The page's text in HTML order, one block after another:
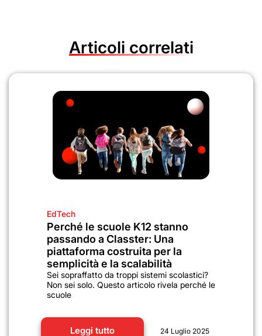
Articoli correlati
EdTech
Perché le scuole K12 stanno
passando a Classter: Una
piattaforma costruita per la
semplicità e la scalabilità
Sei sopraffatto da troppi sistemi scolastici?
Non sei solo. Questo articolo rivela perché le
scuole
Leggi tutto 24 Luglio 2025